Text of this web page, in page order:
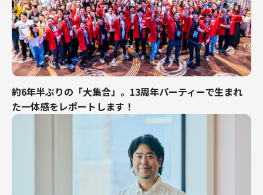
約6年半ぶりの「大集合」。13周年パーティーで生まれ
た一体感をレポートします！